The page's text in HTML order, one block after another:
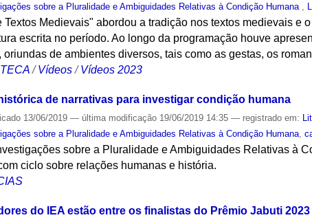
sobre a Pluralidade e Ambiguidades Relativas à Condição Humana ,
Textos Medievais" abordou a tradição nos textos medievais e
escrita no período. Ao longo da programação houve
de ambientes diversos, tais como as gestas, os
/Vídeos /Vídeos 2023
de narrativas para investigar condição humana
13/06/2019— última modificação 19/06/2019 14:35— registrado em:
sobre a Pluralidade e Ambiguidades Relativas à Condição Humana,
sobre a Pluralidade e Ambiguidades Relativas à
ciclo sobre relações humanas e história.
do IEA estão entre os finalistas do Prêmio Jabuti 2023